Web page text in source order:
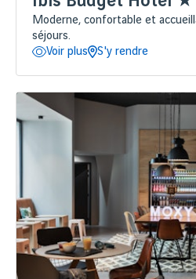
Moderne, confortable et
séjours.
Voir plus
S'y rendre